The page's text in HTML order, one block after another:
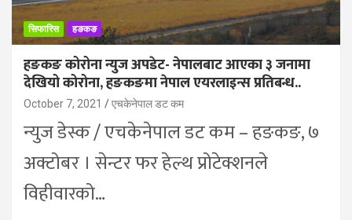
सिफारिस हङकङ
हङकङ कोरोना न्युज अपडेट- नेपालबाट आएका ३ जनामा
देखियो कोरोना, हङकङमा नेपाल एयरलाइन्स प्रतिबन्ध..
October 7, 2021 एचकेनेपाल डट कम
न्युज डेस्क / एचकेनेपाल डट कम – हङकङ, ७
अक्टोबर । सेन्टर फर हेल्थ प्रोटेक्शनले
विहीवारको…